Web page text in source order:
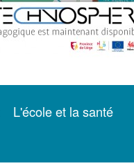
L'école et la santé